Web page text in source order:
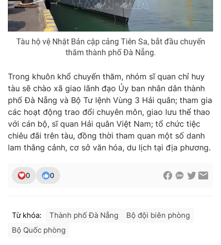
Ðiện thoại Thời báo VTV:024.66 897 897
Email:
toasoan@vtv.vn
Liên hệ quảng cáo:024-7300.7108
® Cấm sao chép dưới mọi hình thức nếu không có sự chấp
thuận bằng văn bản. Ghi rõ nguồn VTV.vn khi phát hành lại
Tàu hộ vệ Nhật Bản cập cảng Tiên Sa, bắt đầu chuyến
thăm thành phố Đà Nẵng.
Trong khuôn khổ chuyến thăm, nhóm sĩ quan chỉ huy
tàu sẽ chào xã giao lãnh đạo Ủy ban nhân dân thành
phố Đà Nẵng và Bộ Tư lệnh Vùng 3 Hải quân; tham gia
các hoạt động trao đổi chuyên môn, giao lưu thể thao
với cán bộ, sĩ quan Hải quân Việt Nam; tổ chức tiệc
chiêu đãi trên tàu, đồng thời tham quan một số danh
lam thắng cảnh, cơ sở văn hóa, du lịch tại địa phương.
0 0
Từ khóa: Thành phố Đà Nẵng
Bộ đội biên phòng
Bộ Quốc phòng